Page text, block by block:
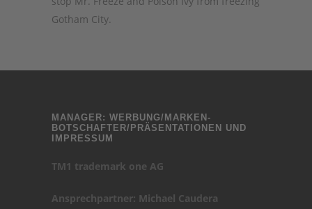
Gotham City.
MANAGER: WERBUNG/MARKEN-
BOTSCHAFTER/PRÄSENTATIONEN UND
IMPRESSUM
TM1 trademark one AG
Ansprechpartner: Michael Caudera